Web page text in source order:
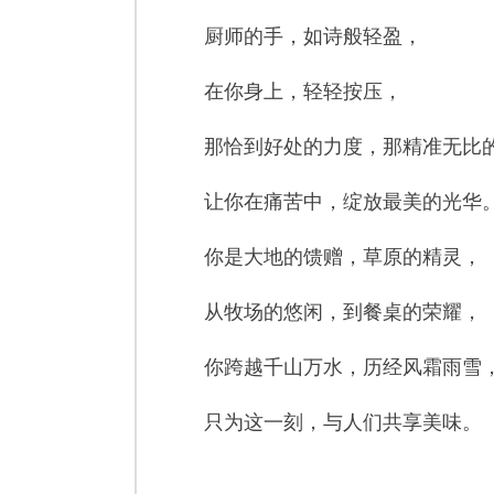
厨师的手，如诗般轻盈，
在你身上，轻轻按压，
那恰到好处的力度，那精准无比
让你在痛苦中，绽放最美的光华。
你是大地的馈赠，草原的精灵，
从牧场的悠闲，到餐桌的荣耀，
你跨越千山万水，历经风霜雨雪，
只为这一刻，与人们共享美味。